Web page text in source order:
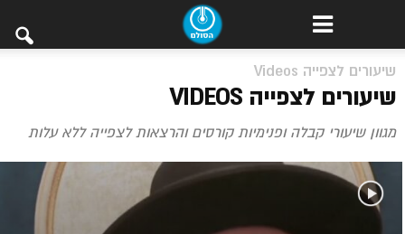
שיעורים לצפייה Videos
שיעורים לצפייה VIDEOS
מגוון שיעורי קבלה ופנימיות קורסים והרצאות לצפייה ללא עלות